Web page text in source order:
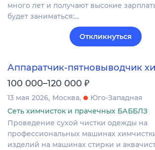
много лет и получают высокие
будет заниматься:…
Откликнуться
Аппаратчик-пятновыводчик
100 000–120 000 ₽
13 мая 2026 Москва
Юго-Западная
Сеть химчисток и прачечных БАББЛЗ
Проведение сухой чистки одежды на
профессиональных машинах
изделий на машинах стирки и